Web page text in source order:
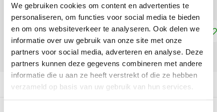
We gebruiken cookies om content en advertenties te
personaliseren, om functies voor social media te bieden
en om ons websiteverkeer te analyseren. Ook delen we
informatie over uw gebruik van onze site met onze
partners voor social media, adverteren en analyse. Deze
partners kunnen deze gegevens combineren met andere
informatie die u aan ze heeft verstrekt of die ze hebben
verzameld op basis van uw gebruik van hun services.
Toevoegen aan winkelwagen
DELEN:
Productomschrijving